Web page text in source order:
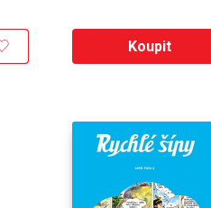
Koupit